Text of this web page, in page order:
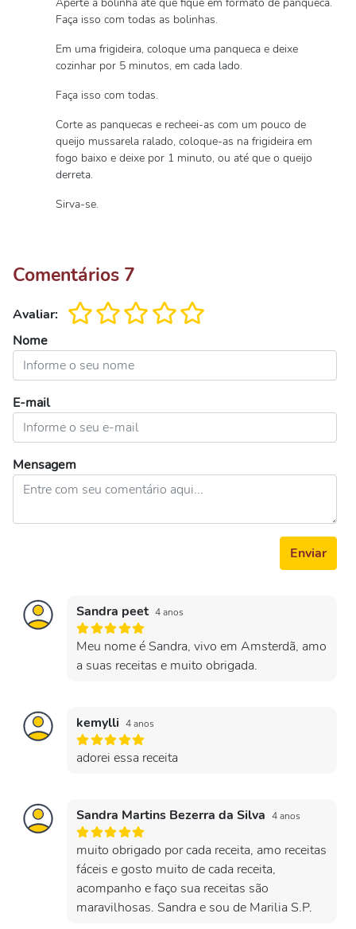
Faça isso com todas as bolinhas.
Em uma frigideira, coloque uma panqueca e deixe
cozinhar por 5 minutos, em cada lado.
Faça isso com todas.
Corte as panquecas e recheei-as com um pouco de
queijo mussarela ralado, coloque-as na frigideira em
fogo baixo e deixe por 1 minuto, ou até que o queijo
derreta.
Sirva-se.
Comentários 7
Avaliar:
Nome
E-mail
Mensagem
Enviar
Sandra peet 4 anos
Meu nome é Sandra, vivo em Amsterdã, amo
a suas receitas e muito obrigada.
kemylli 4 anos
adorei essa receita
Sandra Martins Bezerra da Silva 4 anos
muito obrigado por cada receita, amo receitas
fáceis e gosto muito de cada receita,
acompanho e faço sua receitas são
maravilhosas. Sandra e sou de Marilia S.P.